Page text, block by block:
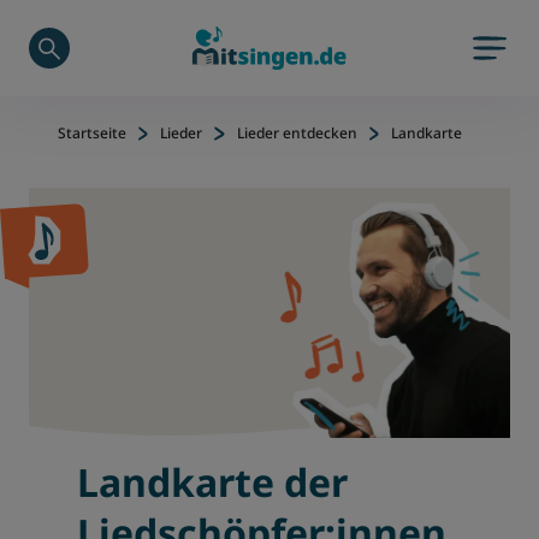
Startseite Lieder Lieder entdecken Landkarte
Landkarte der